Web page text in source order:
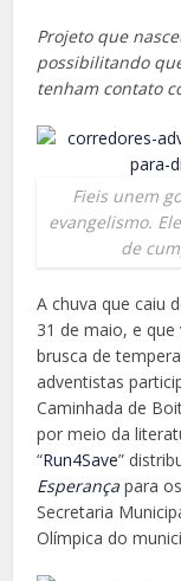
Projeto que
possibilitando
tenham contato
Fieis unem
evangelismo.
de
A chuva que caiu
31 de maio, e
brusca de
adventistas
Caminhada de
por meio da
“Run4Save”
Esperança para
Secretaria
Olímpica do